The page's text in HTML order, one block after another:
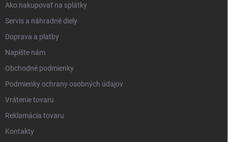
Ako nakupovať na splátky
Servis a náhradné diely
Doprava a platby
Napíšte nám
Obchodné podmienky
Podmienky ochrany osobných údajov
Vrátenie tovaru
Reklamácia tovaru
Kontakty